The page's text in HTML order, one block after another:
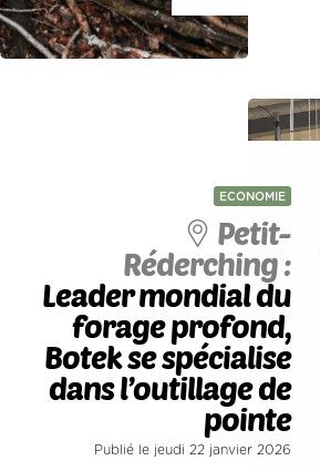
ECONOMIE
Petit-
Réderching :
Leader mondial du
forage profond,
Botek se spécialise
dans l’outillage de
pointe
Publié le jeudi 22 janvier 2026